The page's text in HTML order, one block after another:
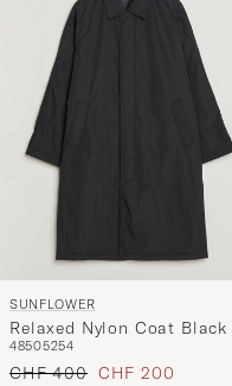
SUNFLOWER
Relaxed Nylon Coat Black
48505254
Regulärer Preis
CHF 400 Reduzierter Preis
CHF 200